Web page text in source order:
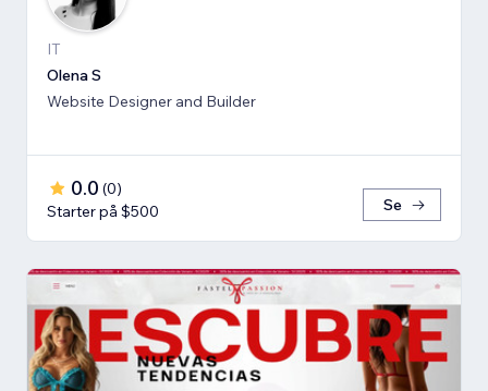
IT
Olena S
Website Designer and Builder
0.0 (0)
Starter på $500
Se